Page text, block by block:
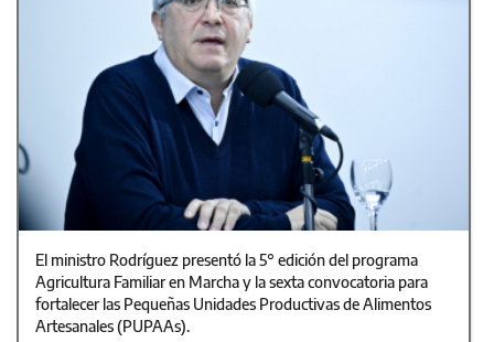
El ministro Rodríguez presentó la 5° edición del programa
Agricultura Familiar en Marcha y la sexta convocatoria para
fortalecer las Pequeñas Unidades Productivas de Alimentos
Artesanales (PUPAAs).